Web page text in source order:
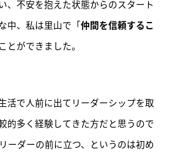
、不安を抱えた状態からのスタート
中、私は里山で「仲間を信頼するこ
とができました。
活で人前に出てリーダーシップを取
的多く経験してきた方だと思うので
ーダーの前に立つ、というのは初め